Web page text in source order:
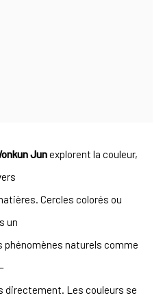
Junexplorent la couleur,
Cercles colorés ou
un
phénomènes naturels comme
directement. Les couleurs se